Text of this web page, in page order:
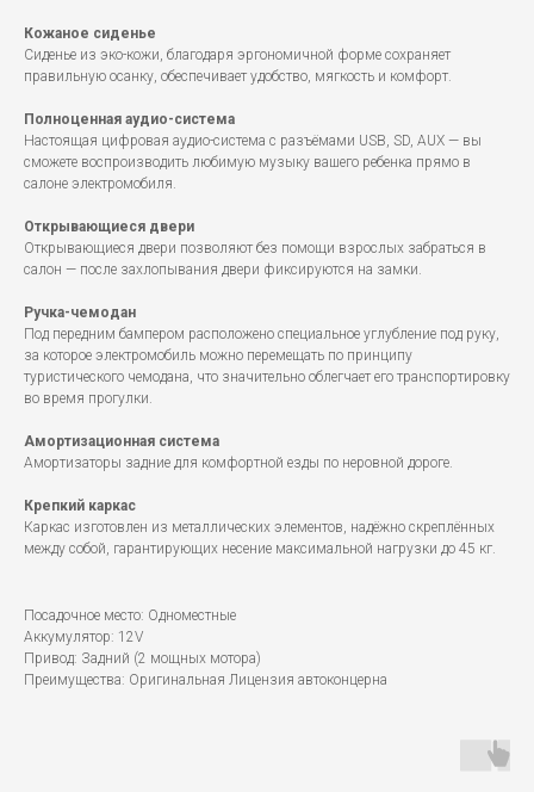
Кожаное сиденье
Сиденье из эко-кожи, благодаря эргономичной форме сохраняет
правильную осанку, обеспечивает удобство, мягкость и комфорт.
Полноценная аудио-система
Настоящая цифровая аудио-система с разъёмами USB, SD, AUX — вы
сможете воспроизводить любимую музыку вашего ребенка прямо в
салоне электромобиля.
Открывающиеся двери
Открывающиеся двери позволяют без помощи взрослых забраться в
салон — после захлопывания двери фиксируются на замки.
Ручка-чемодан
Под передним бампером расположено специальное углубление под руку,
за которое электромобиль можно перемещать по принципу
туристического чемодана, что значительно облегчает его транспортировку
во время прогулки.
Амортизационная система
Амортизаторы задние для комфортной езды по неровной дороге.
Крепкий каркас
Каркас изготовлен из металлических элементов, надёжно скреплённых
между собой, гарантирующих несение максимальной нагрузки до 45 кг.
Посадочное место: Одноместные
Аккумулятор: 12V
Привод: Задний (2 мощных мотора)
Преимущества: Оригинальная Лицензия автоконцерна